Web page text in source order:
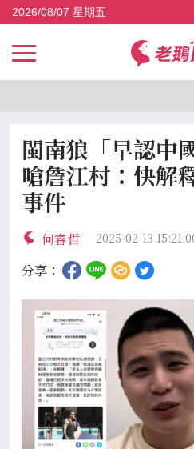
2026/08/07 星期五
閩南狼「早認中
嗆詹江村：快解
事件
何睿哲 2025-02-13
分享：